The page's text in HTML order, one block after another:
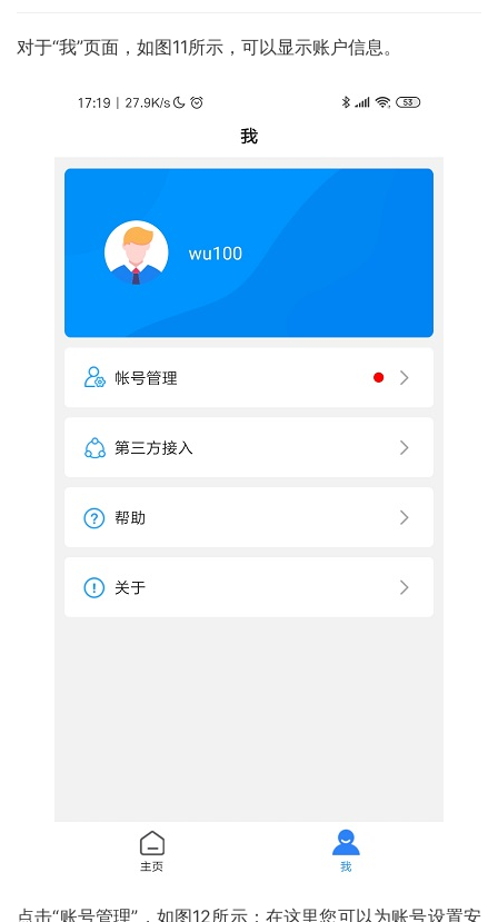
对于“我”页面，如图11所示，可以显示账户信息。
点击“账号管理”，如图12所示：在这里您可以为账号设置安